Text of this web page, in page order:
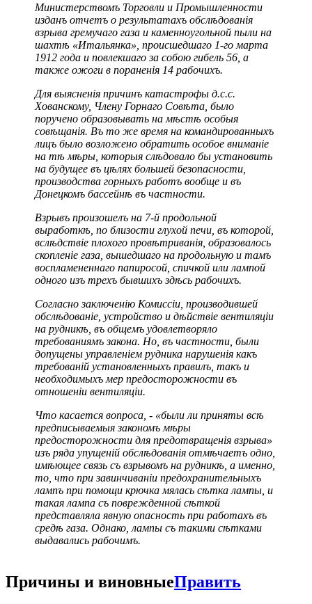
Министерствомъ Торговли и Промышленности
изданъ отчетъ о результатахъ обслѣдованія
взрыва гремучаго газа и каменноугольной пыли на
шахтѣ «Итальянка», происшедшаго 1-го марта
1912 года и повлекшаго за собою гибель 56, а
также ожоги в пораненія 14 рабочихъ.
Для выясненія причинъ катастрофы д.с.с.
Хованскому, Члену Горнаго Совѣта, было
поручено образовывать на мѣстѣ особыя
совѣщанія. Въ то же время на командированныхъ
лицъ было возложено обратить особое вниманіе
на тѣ мѣры, которыя слѣдовало бы установить
на будущее въ цѣлях большей безопасности,
производства горныхъ работъ вообще и въ
Донецкомъ бассейнѣ въ частности.
Взрывъ произошелъ на 7-й продольной
выработкѣ, по близости глухой печи, въ которой,
вслѣдствіе плохого провѣтриванія, образовалось
скопленіе газа, вышедшаго на продольную и тамъ
воспламененнаго папиросой, спичкой или лампой
одного изъ трехъ бывшихъ здѣсь рабочихъ.
Согласно заключенію Комиссіи, производившей
обслѣдованіе, устройство и дѣйствіе вентиляціи
на рудникѣ, въ общемъ удовлетворяло
требованиямъ закона. Но, въ частности, были
допущены управленіем рудника нарушенія какъ
требованій установленныхъ правилъ, такъ и
необходимыхъ мер предосторожности въ
отношеніи вентиляціи.
Что касается вопроса, - «были ли приняты всѣ
предписываемыя закономъ мѣры
предосторожности для предотвращенія взрыва»
изъ ряда упущеній обслѣдованія отмѣчаетъ одно,
имѣющее связь съ взрывомъ на рудникѣ, а именно,
то, что при завинчиваніи предохранительныхъ
лампъ при помощи крючка мялась сѣтка лампы, и
такая лампа съ поврежденной сѣткой
представляла явную опасность при работахъ въ
средѣ газа. Однако, лампы съ такими сѣтками
выдавались рабочимъ.
Причины и виновныеПравить